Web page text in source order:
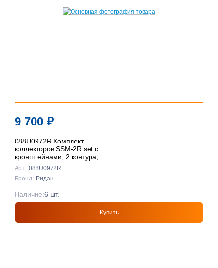
9 700 ₽
088U0972R Комплект
коллекторов SSM-2R set с
кронштейнами, 2 контура,
Ридан
Арт: 088U0972R
Бренд: Ридан
Купить
Наличие:6 шт.